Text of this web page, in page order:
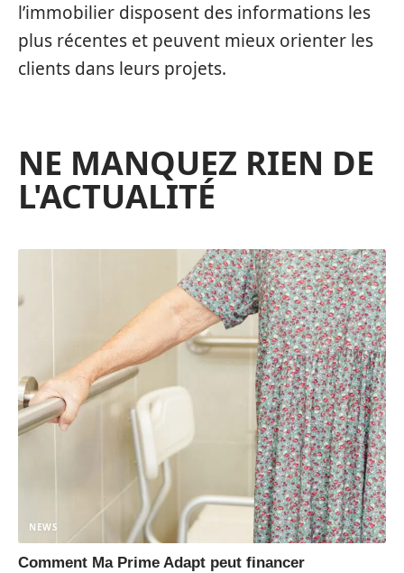
l’immobilier disposent des informations les
plus récentes et peuvent mieux orienter les
clients dans leurs projets.
NE MANQUEZ RIEN DE
L'ACTUALITÉ
NEWS
Comment Ma Prime Adapt peut financer